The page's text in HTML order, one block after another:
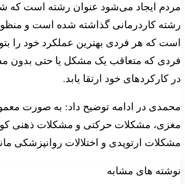
مردم ایجاد می‌شود عنوان رشته است که
رشته کاردرمانی گذاشته شده است و
است که هر فردی بهترین عملکرد خود را
فردی که متعاقب یک مشکل یا حتی بدون
در کارکردهای خود ارتقا یابد.
محمدی در ادامه توضیح داد: به صورت
مغزی، مشکلات حرکتی و مشکلات ذهنی
مشکلات ارتوپدی و اختلالات روانپزشکی
نوشته های مشابه